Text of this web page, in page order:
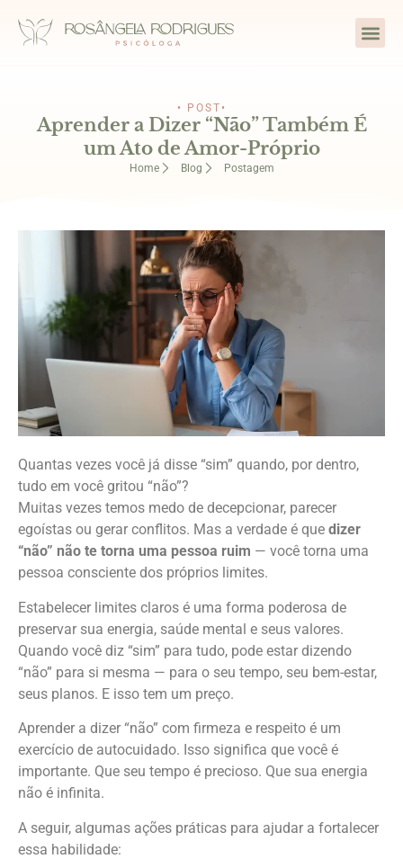
• POST•
Aprender a Dizer “Não” Também É
um Ato de Amor-Próprio
Home Blog Postagem
Quantas vezes você já disse “sim” quando, por dentro,
tudo em você gritou “não”?
Muitas vezes temos medo de decepcionar, parecer
egoístas ou gerar conflitos. Mas a verdade é que dizer
“não” não te torna uma pessoa ruim — você torna uma
pessoa consciente dos próprios limites.
Estabelecer limites claros é uma forma poderosa de
preservar sua energia, saúde mental e seus valores.
Quando você diz “sim” para tudo, pode estar dizendo
“não” para si mesma — para o seu tempo, seu bem-estar,
seus planos. E isso tem um preço.
Aprender a dizer “não” com firmeza e respeito é um
exercício de autocuidado. Isso significa que você é
importante. Que seu tempo é precioso. Que sua energia
não é infinita.
A seguir, algumas ações práticas para ajudar a fortalecer
essa habilidade: